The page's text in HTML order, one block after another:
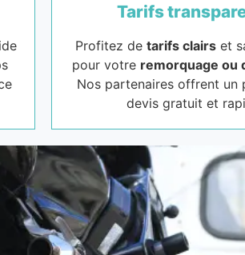
Tarifs
Profitez de tarifs clairs et
pour votre remorquage ou
Nos partenaires offrent un
devis gratuit et